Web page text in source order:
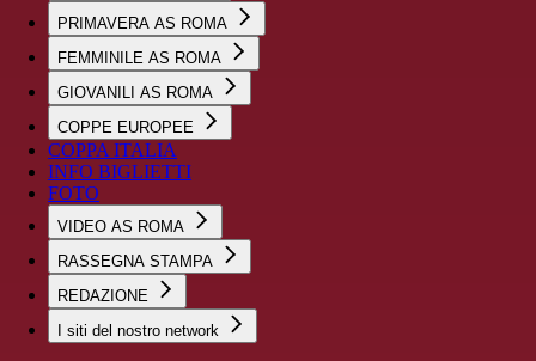
PRIMAVERA AS ROMA
FEMMINILE AS ROMA
GIOVANILI AS ROMA
COPPE EUROPEE
COPPA ITALIA
INFO BIGLIETTI
FOTO
VIDEO AS ROMA
RASSEGNA STAMPA
REDAZIONE
I siti del nostro network